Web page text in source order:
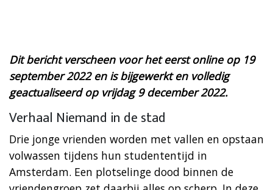
Dit bericht verscheen voor het eerst online op 19
september 2022 en is bijgewerkt en volledig
geactualiseerd op vrijdag 9 december 2022.
Verhaal Niemand in de stad
Drie jonge vrienden worden met vallen en opstaan
volwassen tijdens hun studententijd in
Amsterdam. Een plotselinge dood binnen de